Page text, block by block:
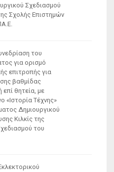
Σχεδιασμού
Σχολής Επιστημών
του
για ορισμό
επιτροπής για
βαθμίδας
θητεία, με
«Ιστορία Τέχνης»
Δημιουργικού
Κιλκίς της
του